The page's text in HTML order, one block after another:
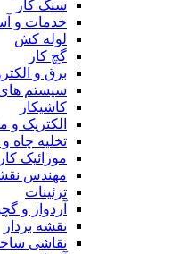
سنگ کار
خدمات و
لوله کش
گچ کار
برق و
سیستم
کاشیکار
الکتریک و
تخلیه چاه
موزائیک کار
مهندس
تزئینات
آردواز و
نقشه بردار
نقاشی